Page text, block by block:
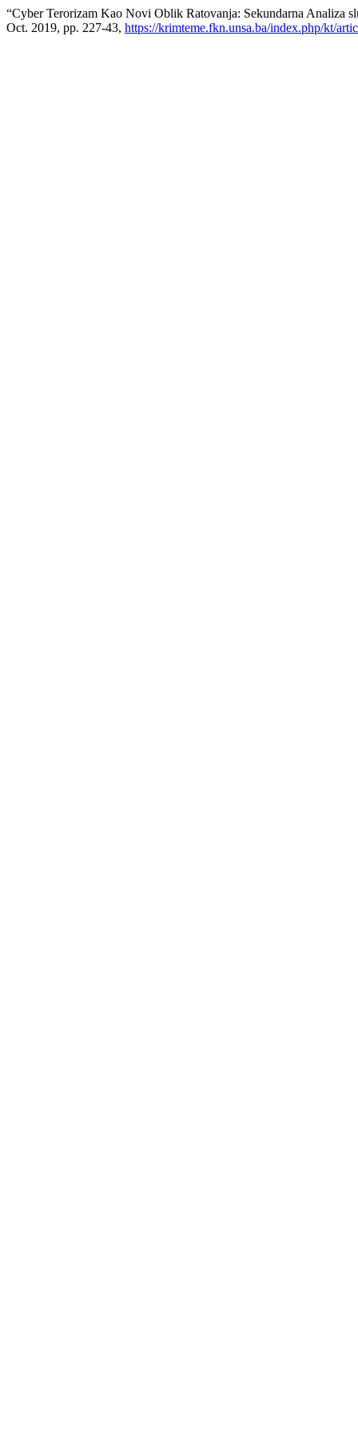
“Cyber Terorizam Kao Novi Oblik Ratovanja: Sekundarna Analiza
Oct. 2019, pp. 227-43, https://krimteme.fkn.unsa.ba/index.php/kt/